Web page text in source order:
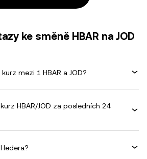
ke směně HBAR na JOD
mezi 1 HBAR a JOD?
HBAR/JOD za posledních 24